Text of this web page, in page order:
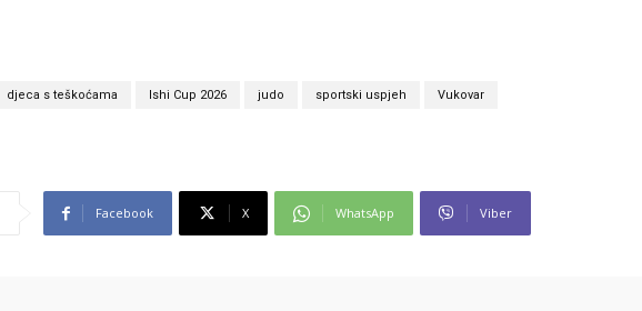
djeca s teškoćama Ishi Cup 2026 judo sportski uspjeh Vukovar
Facebook X WhatsApp Viber